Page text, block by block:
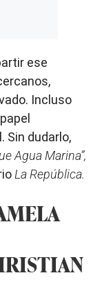
ese
Incluso
Sin dudarlo,
Agua Marina”,
La República.